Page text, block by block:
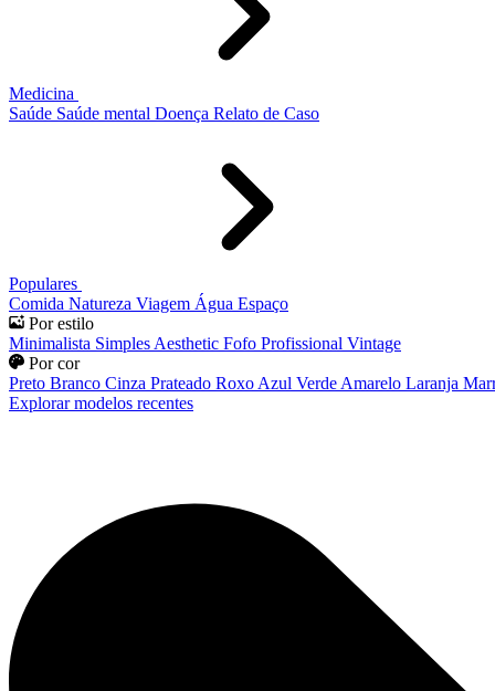
Medicina
Saúde Saúde mental Doença Relato de Caso
Populares
Comida Natureza Viagem Água Espaço
Por estilo
Minimalista Simples Aesthetic Fofo Profissional Vintage
Por cor
Preto Branco Cinza Prateado Roxo Azul Verde Amarelo Laranja
Explorar modelos recentes